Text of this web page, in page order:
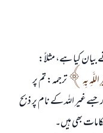
کیا ہے، مثلاً:
بِهِ
ترجمہ: تم پر
غیر اللہ کے نام پر ذبح